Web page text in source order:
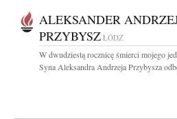
ALEKSANDER
PRZYBYSZ ŁÓDŹ
W dwudziestą rocznicę śmierci mojego
Syna Aleksandra Andrzeja Przybysza